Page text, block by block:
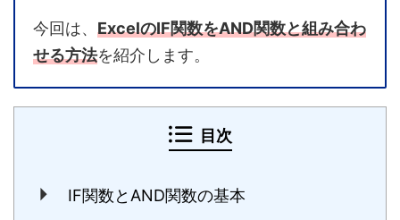
今回は、 ExcelのIF関数をAND関数と組み合わ
せる方法を紹介します。
目次
IF関数とAND関数の基本